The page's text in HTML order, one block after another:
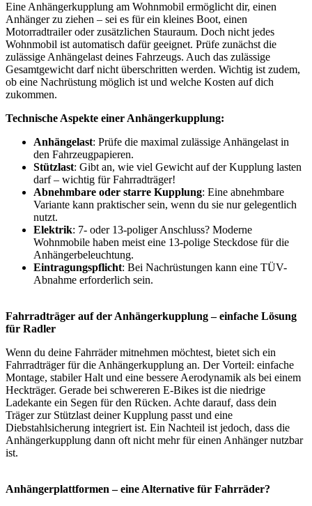
Eine Anhängerkupplung am Wohnmobil ermöglicht dir, einen
Anhänger zu ziehen – sei es für ein kleines Boot, einen
Motorradtrailer oder zusätzlichen Stauraum. Doch nicht jedes
Wohnmobil ist automatisch dafür geeignet. Prüfe zunächst die
zulässige Anhängelast deines Fahrzeugs. Auch das zulässige
Gesamtgewicht darf nicht überschritten werden. Wichtig ist zudem,
ob eine Nachrüstung möglich ist und welche Kosten auf dich
zukommen.
Technische Aspekte einer Anhängerkupplung:
Anhängelast: Prüfe die maximal zulässige Anhängelast in
den Fahrzeugpapieren.
Stützlast: Gibt an, wie viel Gewicht auf der Kupplung lasten
darf – wichtig für Fahrradträger!
Abnehmbare oder starre Kupplung: Eine abnehmbare
Variante kann praktischer sein, wenn du sie nur gelegentlich
nutzt.
Elektrik: 7- oder 13-poliger Anschluss? Moderne
Wohnmobile haben meist eine 13-polige Steckdose für die
Anhängerbeleuchtung.
Eintragungspflicht: Bei Nachrüstungen kann eine TÜV-
Abnahme erforderlich sein.
Fahrradträger auf der Anhängerkupplung – einfache Lösung
für Radler
Wenn du deine Fahrräder mitnehmen möchtest, bietet sich ein
Fahrradträger für die Anhängerkupplung an. Der Vorteil: einfache
Montage, stabiler Halt und eine bessere Aerodynamik als bei einem
Heckträger. Gerade bei schwereren E-Bikes ist die niedrige
Ladekante ein Segen für den Rücken. Achte darauf, dass dein
Träger zur Stützlast deiner Kupplung passt und eine
Diebstahlsicherung integriert ist. Ein Nachteil ist jedoch, dass die
Anhängerkupplung dann oft nicht mehr für einen Anhänger nutzbar
ist.
Anhängerplattformen – eine Alternative für Fahrräder?